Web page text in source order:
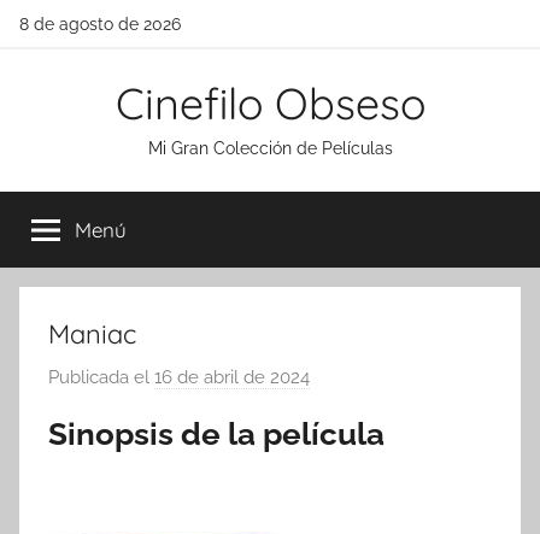
Saltar
8 de agosto de 2026
Cinefilo Obseso
Mi Gran Colección de Películas
Menú
Maniac
Publicada el 16 de abril de 2024
r
Sinopsis de la película